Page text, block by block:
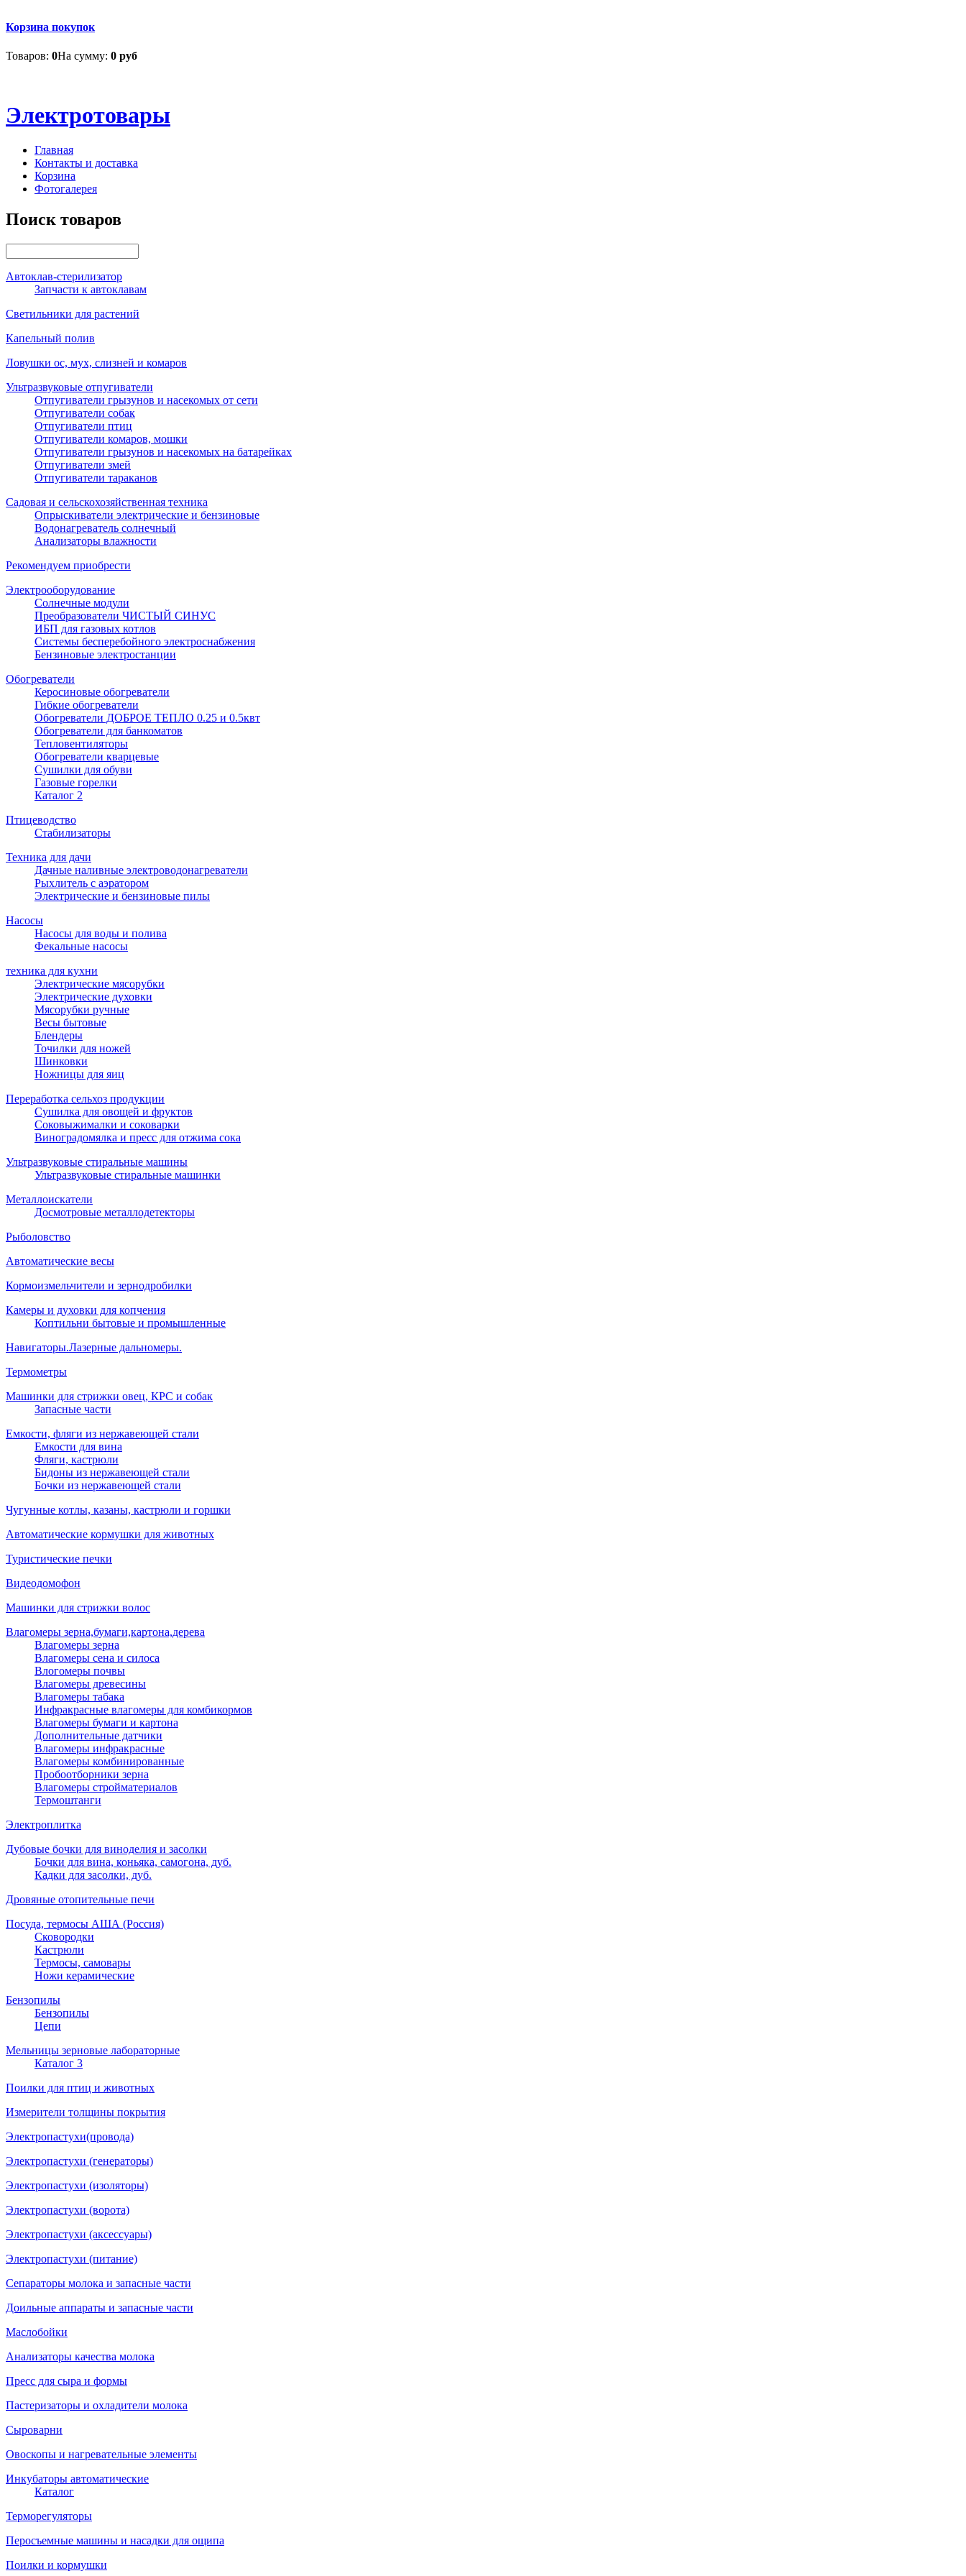
Корзина покупок
Товаров: 0На сумму: 0 руб
Электротовары
Главная
Контакты и доставка
Корзина
Фотогалерея
Поиск товаров
Автоклав-стерилизатор
Запчасти к автоклавам
Светильники для растений
Капельный полив
Ловушки ос, мух, слизней и комаров
Ультразвуковые отпугиватели
Отпугиватели грызунов и насекомых от сети
Отпугиватели собак
Отпугиватели птиц
Отпугиватели комаров, мошки
Отпугиватели грызунов и насекомых на батарейках
Отпугиватели змей
Отпугиватели тараканов
Садовая и сельскохозяйственная техника
Опрыскиватели электрические и бензиновые
Водонагреватель солнечный
Анализаторы влажности
Рекомендуем приобрести
Электрооборудование
Солнечные модули
Преобразователи ЧИСТЫЙ СИНУС
ИБП для газовых котлов
Системы бесперебойного электроснабжения
Бензиновые электростанции
Обогреватели
Керосиновые обогреватели
Гибкие обогреватели
Обогреватели ДОБРОЕ ТЕПЛО 0.25 и 0.5квт
Обогреватели для банкоматов
Тепловентиляторы
Обогреватели кварцевые
Сушилки для обуви
Газовые горелки
Каталог 2
Птицеводство
Стабилизаторы
Техника для дачи
Дачные наливные электроводонагреватели
Рыхлитель с аэратором
Электрические и бензиновые пилы
Насосы
Насосы для воды и полива
Фекальные насосы
техника для кухни
Электрические мясорубки
Электрические духовки
Мясорубки ручные
Весы бытовые
Блендеры
Точилки для ножей
Шинковки
Ножницы для яиц
Переработка сельхоз продукции
Сушилка для овощей и фруктов
Соковыжималки и соковарки
Виноградомялка и пресс для отжима сока
Ультразвуковые стиральные машины
Ультразвуковые стиральные машинки
Металлоискатели
Досмотровые металлодетекторы
Рыболовство
Автоматические весы
Кормоизмельчители и зернодробилки
Камеры и духовки для копчения
Коптильни бытовые и промышленные
Навигаторы.Лазерные дальномеры.
Термометры
Машинки для стрижки овец, КРС и собак
Запасные части
Емкости, фляги из нержавеющей стали
Емкости для вина
Фляги, кастрюли
Бидоны из нержавеющей стали
Бочки из нержавеющей стали
Чугунные котлы, казаны, кастрюли и горшки
Автоматические кормушки для животных
Туристические печки
Видеодомофон
Машинки для стрижки волос
Влагомеры зерна,бумаги,картона,дерева
Влагомеры зерна
Влагомеры сена и силоса
Влогомеры почвы
Влагомеры древесины
Влагомеры табака
Инфракрасные влагомеры для комбикормов
Влагомеры бумаги и картона
Дополнительные датчики
Влагомеры инфракрасные
Влагомеры комбинированные
Пробоотборники зерна
Влагомеры стройматериалов
Термоштанги
Электроплитка
Дубовые бочки для виноделия и засолки
Бочки для вина, коньяка, самогона, дуб.
Кадки для засолки, дуб.
Дровяные отопительные печи
Посуда, термосы АША (Россия)
Сковородки
Кастрюли
Термосы, самовары
Ножи керамические
Бензопилы
Бензопилы
Цепи
Мельницы зерновые лабораторные
Каталог 3
Поилки для птиц и животных
Измерители толщины покрытия
Электропастухи(провода)
Электропастухи (генераторы)
Электропастухи (изоляторы)
Электропастухи (ворота)
Электропастухи (аксессуары)
Электропастухи (питание)
Сепараторы молока и запасные части
Доильные аппараты и запасные части
Маслобойки
Анализаторы качества молока
Пресс для сыра и формы
Пастеризаторы и охладители молока
Сыроварни
Овоскопы и нагревательные элементы
Инкубаторы автоматические
Каталог
Терморегуляторы
Перосъемные машины и насадки для ощипа
Поилки и кормушки